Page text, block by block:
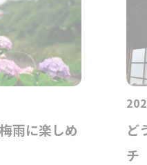
雨に楽しめ
ど
チ